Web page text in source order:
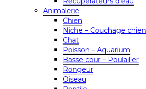
Animalerie
Chien
Niche – Couchage chien
Chat
Poisson – Aquarium
Basse cour – Poulailler
Rongeur
Oiseau